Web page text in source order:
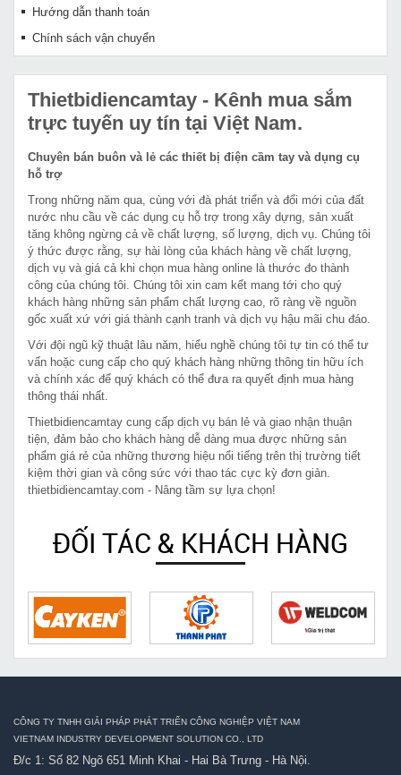
Hướng dẫn thanh toán
Chính sách vận chuyển
Thietbidiencamtay - Kênh mua sắm
trực tuyến uy tín tại Việt Nam.
Chuyên bán buôn và lẻ các thiết bị điện cầm tay và dụng cụ
hỗ trợ
Trong những năm qua, cùng với đà phát triển và đổi mới của đất
nước nhu cầu về các dụng cụ hỗ trợ trong xây dựng, sản xuất
tăng không ngừng cả về chất lượng, số lượng, dịch vụ. Chúng tôi
ý thức được rằng, sự hài lòng của khách hàng về chất lượng,
dịch vụ và giá cả khi chọn mua hàng online là thước đo thành
công của chúng tôi. Chúng tôi xin cam kết mang tới cho quý
khách hàng những sản phẩm chất lượng cao, rõ ràng về nguồn
gốc xuất xứ với giá thành cạnh tranh và dịch vụ hậu mãi chu đáo.
Với đội ngũ kỹ thuật lâu năm, hiểu nghề chúng tôi tự tin có thể tư
vấn hoặc cung cấp cho quý khách hàng những thông tin hữu ích
và chính xác để quý khách có thể đưa ra quyết định mua hàng
thông thái nhất.
Thietbidiencamtay cung cấp dịch vụ bán lẻ và giao nhận thuận
tiện, đảm bảo cho khách hàng dễ dàng mua được những sản
phẩm giá rẻ của những thương hiệu nổi tiếng trên thị trường tiết
kiệm thời gian và công sức với thao tác cực kỳ đơn giản.
thietbidiencamtay.com - Nâng tầm sự lựa chọn!
ĐỐI TÁC & KHÁCH HÀNG
CÔNG TY TNHH GIẢI PHÁP PHÁT TRIỂN CÔNG NGHIỆP VIỆT NAM
VIETNAM INDUSTRY DEVELOPMENT SOLUTION CO., LTD
Đ/c 1: Số 82 Ngõ 651 Minh Khai - Hai Bà Trưng - Hà Nội.